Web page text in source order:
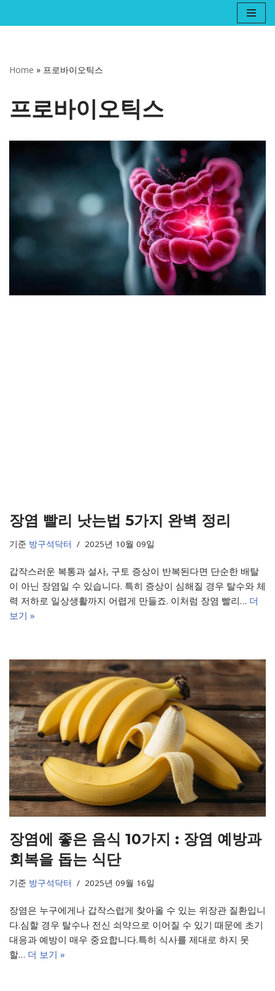
너
Home » 프로바이오틱스
프로바이오틱스
장염 빨리 낫는법 5가지 완벽 정리
기준 방구석닥터 2025년 10월 09일
갑작스러운 복통과 설사, 구토 증상이 반복된다면 단순한 배탈
이 아닌 장염일 수 있습니다. 특히 증상이 심해질 경우 탈수와 체
력 저하로 일상생활까지 어렵게 만들죠. 이처럼 장염 빨리… 더
보기 »
장염에 좋은 음식 10가지 : 장염 예방과
회복을 돕는 식단
기준 방구석닥터 2025년 09월 16일
장염은 누구에게나 갑작스럽게 찾아올 수 있는 위장관 질환입니
다.심할 경우 탈수나 전신 쇠약으로 이어질 수 있기 때문에 초기
대응과 예방이 매우 중요합니다.특히 식사를 제대로 하지 못
할… 더 보기 »